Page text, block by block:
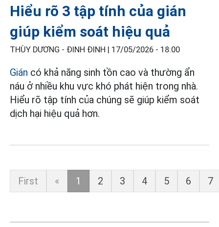
Hiểu rõ 3 tập tính của gián
giúp kiểm soát hiệu quả
THÙY DƯƠNG - ĐINH ĐINH | 17/05/2026 - 18:00
Gián có khả năng sinh tồn cao và thường ẩn
náu ở nhiều khu vực khó phát hiện trong nhà.
Hiểu rõ tập tính của chúng sẽ giúp kiểm soát
dịch hại hiệu quả hơn.
First « 1 2 3 4 5 6 7